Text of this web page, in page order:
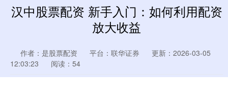
汉中股票配资 新手入门：如何利用配资
放大收益
作者：是股票配资 平台：联华证券
更新：2026-03-05
12:03:23
阅读：54